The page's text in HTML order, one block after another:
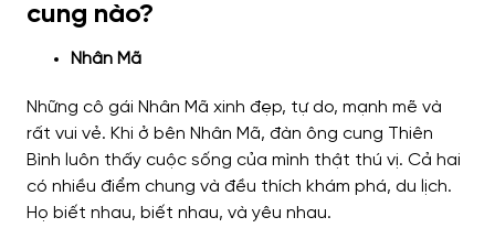
cung nào?
Nhân Mã
Những cô gái Nhân Mã xinh đẹp, tự do, mạnh mẽ và
rất vui vẻ. Khi ở bên Nhân Mã, đàn ông cung Thiên
Bình luôn thấy cuộc sống của mình thật thú vị. Cả hai
có nhiều điểm chung và đều thích khám phá, du lịch.
Họ biết nhau, biết nhau, và yêu nhau.